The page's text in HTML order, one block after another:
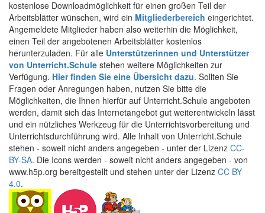
kostenlose Downloadmöglichkeit für einen großen Teil der
Arbeitsblätter wünschen, wird ein Mitgliederbereich eingerichtet.
Angemeldete Mitglieder haben also weiterhin die Möglichkeit,
einen Teil der angebotenen Arbeitsblätter kostenlos
herunterzuladen. Für alle Unterstützerinnen und Unterstützer
von Unterricht.Schule stehen weitere Möglichkeiten zur
Verfügung. Hier finden Sie eine Übersicht dazu. Sollten Sie
Fragen oder Anregungen haben, nutzen Sie bitte die
Möglichkeiten, die Ihnen hierfür auf Unterricht.Schule angeboten
werden, damit sich das Internetangebot gut weiterentwickeln lässt
und ein nützliches Werkzeug für die Unterrichtsvorbereitung und
Unterrichtsdurchführung wird. Alle Inhalt von Unterricht.Schule
stehen - soweit nicht anders angegeben - unter der Lizenz CC-
BY-SA. Die Icons werden - soweit nicht anders angegeben - von
www.h5p.org bereitgestellt und stehen unter der Lizenz CC BY
4.0.